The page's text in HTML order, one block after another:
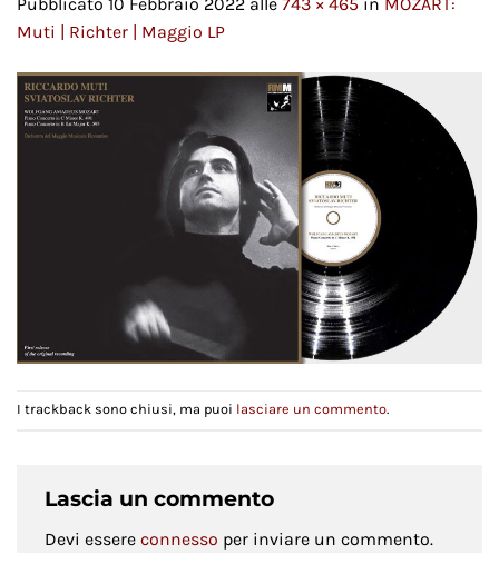
Muti | Richter | Maggio LP
I trackback sono chiusi, ma puoi lasciare un commento.
Lascia un commento
Devi essere connesso per inviare un commento.